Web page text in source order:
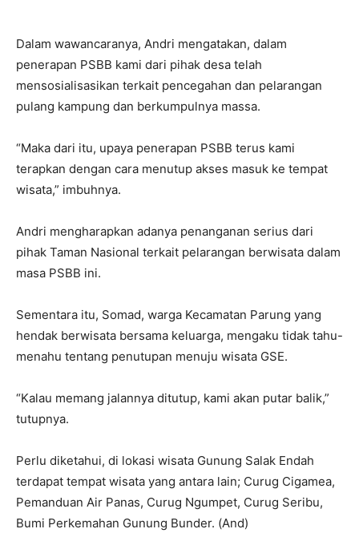
Dalam wawancaranya, Andri mengatakan, dalam
penerapan PSBB kami dari pihak desa telah
mensosialisasikan terkait pencegahan dan pelarangan
pulang kampung dan berkumpulnya massa.
“Maka dari itu, upaya penerapan PSBB terus kami
terapkan dengan cara menutup akses masuk ke tempat
wisata,” imbuhnya.
Andri mengharapkan adanya penanganan serius dari
pihak Taman Nasional terkait pelarangan berwisata dalam
masa PSBB ini.
Sementara itu, Somad, warga Kecamatan Parung yang
hendak berwisata bersama keluarga, mengaku tidak tahu-
menahu tentang penutupan menuju wisata GSE.
“Kalau memang jalannya ditutup, kami akan putar balik,”
tutupnya.
Perlu diketahui, di lokasi wisata Gunung Salak Endah
terdapat tempat wisata yang antara lain; Curug Cigamea,
Pemanduan Air Panas, Curug Ngumpet, Curug Seribu,
Bumi Perkemahan Gunung Bunder. (And)